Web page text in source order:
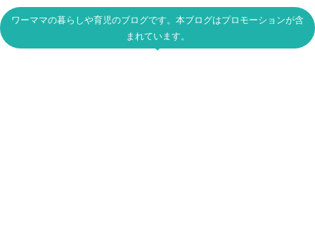
ワーママの暮らしや育児のブログです。本ブログはプロモーションが含
まれています。